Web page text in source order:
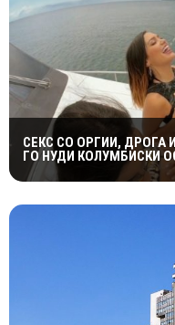
СЕКС СО ОРГИИ,
ГО НУДИ КОЛУМБИСКИ